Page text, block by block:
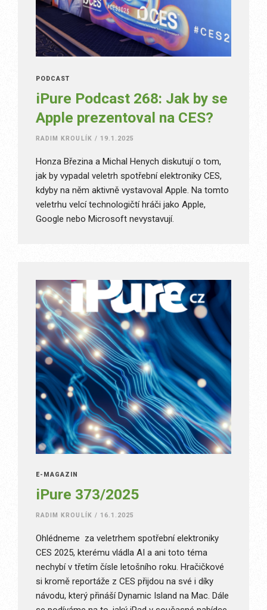
PODCAST
iPure Podcast 268: Jak by se
Apple prezentoval na CES?
RADIM KROULÍK / 19.1.2025
Honza Březina a Michal Henych diskutují o tom,
jak by vypadal veletrh spotřební elektroniky CES,
kdyby na něm aktivně vystavoval Apple. Na tomto
veletrhu velcí technologičtí hráči jako Apple,
Google nebo Microsoft nevystavují.
E-MAGAZÍN
iPure 373/2025
RADIM KROULÍK / 16.1.2025
Ohlédneme za veletrhem spotřební elektroniky
CES 2025, kterému vládla AI a ani toto téma
nechybí v třetím čísle letošního roku. Hračičkové
si kromě reportáže z CES přijdou na své i díky
návodu, který přináší Dynamic Island na Mac. Dále